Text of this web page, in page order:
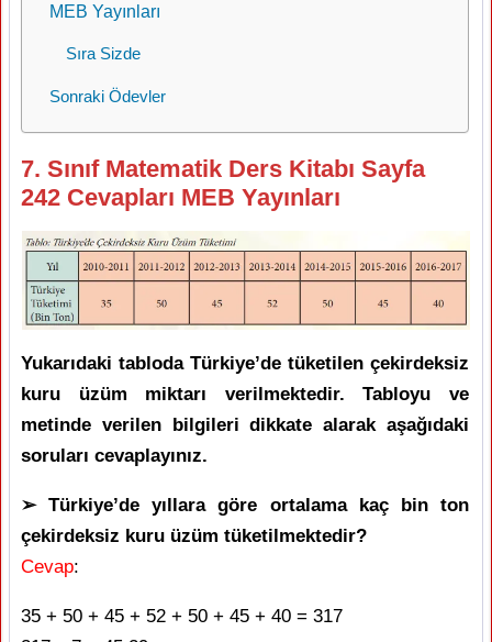
MEB Yayınları
Sıra Sizde
Sonraki Ödevler
7. Sınıf Matematik Ders Kitabı Sayfa
242 Cevapları MEB Yayınları
Yukarıdaki tabloda Türkiye’de tüketilen çekirdeksiz
kuru üzüm miktarı verilmektedir. Tabloyu ve
metinde verilen bilgileri dikkate alarak aşağıdaki
soruları cevaplayınız.
➢ Türkiye’de yıllara göre ortalama kaç bin ton
çekirdeksiz kuru üzüm tüketilmektedir?
Cevap:
35 + 50 + 45 + 52 + 50 + 45 + 40 = 317